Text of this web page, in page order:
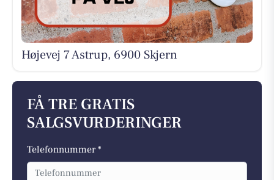
Højevej 7 Astrup, 6900 Skjern
FÅ TRE GRATIS
SALGSVURDERINGER
Telefonnummer *